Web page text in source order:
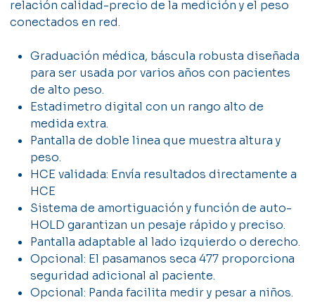
relación calidad-precio de la medición y el peso
conectados en red.
Graduación médica, báscula robusta diseñada
para ser usada por varios años con pacientes
de alto peso.
Estadimetro digital con un rango alto de
medida extra.
Pantalla de doble linea que muestra altura y
peso.
HCE validada: Envía resultados directamente a
HCE
Sistema de amortiguación y función de auto-
HOLD garantizan un pesaje rápido y preciso.
Pantalla adaptable al lado izquierdo o derecho.
Opcional: El pasamanos seca 477 proporciona
seguridad adicional al paciente.
Opcional: Panda facilita medir y pesar a niños.